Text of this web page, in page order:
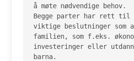
å møte nødvendige behov.
Begge parter har rett til
viktige beslutninger som
familien, som f.eks.
investeringer eller
barna.